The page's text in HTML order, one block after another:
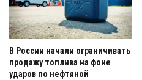
В России начали ограничивать
продажу топлива на фоне
ударов по нефтяной